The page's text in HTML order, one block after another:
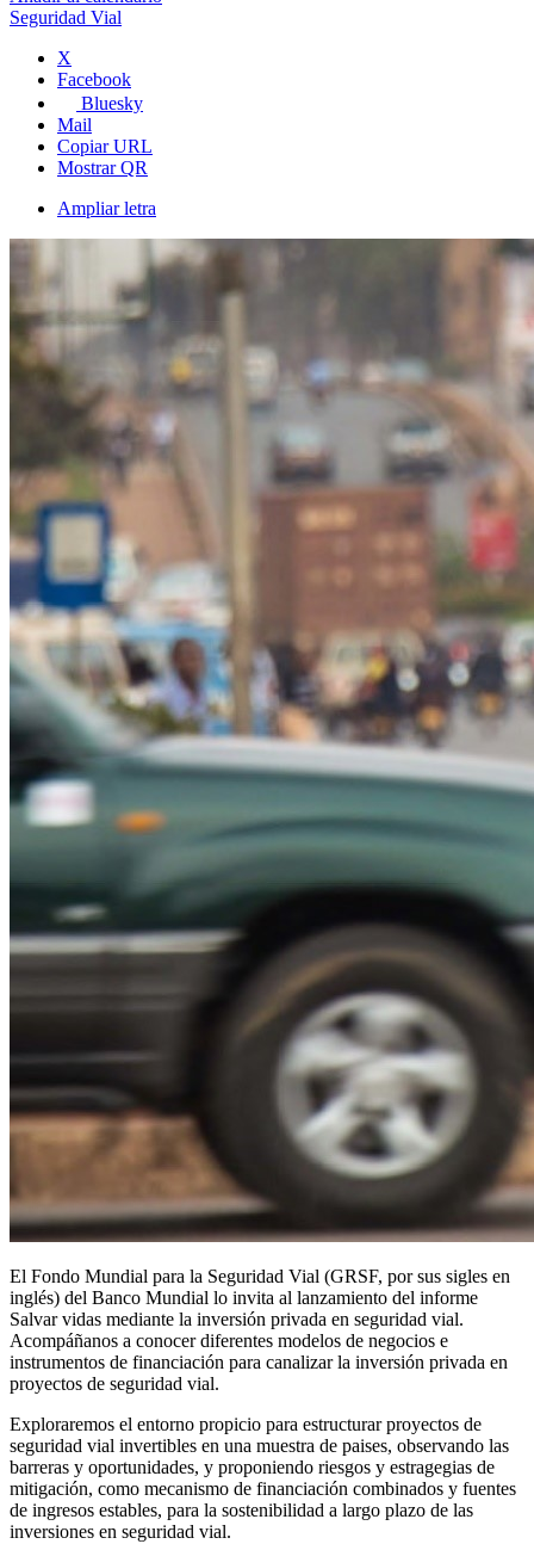
Seguridad Vial
X
Facebook
Bluesky
Mail
Copiar URL
Mostrar QR
Ampliar letra
El Fondo Mundial para la Seguridad Vial (GRSF, por sus sigles en
inglés) del Banco Mundial lo invita al lanzamiento del informe
Salvar vidas mediante la inversión privada en seguridad vial.
Acompáñanos a conocer diferentes modelos de negocios e
instrumentos de financiación para canalizar la inversión privada en
proyectos de seguridad vial.
Exploraremos el entorno propicio para estructurar proyectos de
seguridad vial invertibles en una muestra de paises, observando las
barreras y oportunidades, y proponiendo riesgos y estragegias de
mitigación, como mecanismo de financiación combinados y fuentes
de ingresos estables, para la sostenibilidad a largo plazo de las
inversiones en seguridad vial.